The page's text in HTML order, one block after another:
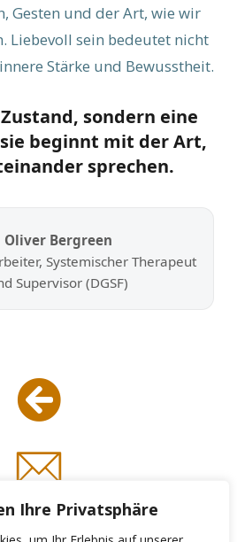
Ihre Privatsphäre
Gesten und der Art, wie wir
Liebevoll sein bedeutet nicht
Stärke und Bewusstheit.
sondern eine
beginnt mit der Art,
sprechen.
Oliver Bergreen
Systemischer Therapeut
Supervisor (DGSF)